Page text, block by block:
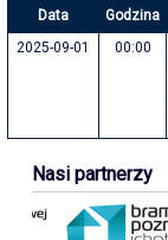
Data Godzina
2025-09-01
00:00
Nasi partnerzy